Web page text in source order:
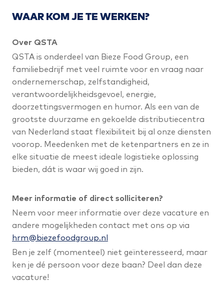
WAAR KOM JE TE WERKEN?
Over QSTA
QSTA is onderdeel van Bieze Food Group, een
familiebedrijf met veel ruimte voor en vraag naar
ondernemerschap, zelfstandigheid,
verantwoordelijkheidsgevoel, energie,
doorzettingsvermogen en humor. Als een van de
grootste duurzame en gekoelde distributiecentra
van Nederland staat flexibiliteit bij al onze diensten
voorop. Meedenken met de ketenpartners en ze in
elke situatie de meest ideale logistieke oplossing
bieden, dát is waar wij goed in zijn.
Meer informatie of direct solliciteren?
Neem voor meer informatie over deze vacature en
andere mogelijkheden contact met ons op via
hrm@biezefoodgroup.nl
Ben je zelf (momenteel) niet geïnteresseerd, maar
ken je dé persoon voor deze baan? Deel dan deze
vacature!